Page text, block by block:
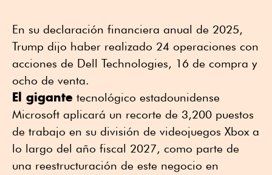
En su declaración financiera anual de 2025,
Trump dijo haber realizado 24 operaciones con
acciones de Dell Technologies, 16 de compra y
ocho de venta.
El gigante tecnológico estadounidense
Microsoft aplicará un recorte de 3,200 puestos
de trabajo en su división de videojuegos Xbox a
lo largo del año fiscal 2027, como parte de
una reestructuración de este negocio en